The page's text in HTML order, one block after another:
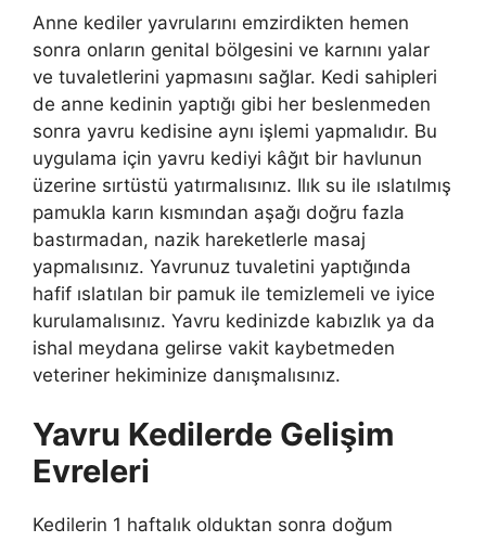
Anne kediler yavrularını emzirdikten hemen
sonra onların genital bölgesini ve karnını yalar
ve tuvaletlerini yapmasını sağlar. Kedi sahipleri
de anne kedinin yaptığı gibi her beslenmeden
sonra yavru kedisine aynı işlemi yapmalıdır. Bu
uygulama için yavru kediyi kâğıt bir havlunun
üzerine sırtüstü yatırmalısınız. Ilık su ile ıslatılmış
pamukla karın kısmından aşağı doğru fazla
bastırmadan, nazik hareketlerle masaj
yapmalısınız. Yavrunuz tuvaletini yaptığında
hafif ıslatılan bir pamuk ile temizlemeli ve iyice
kurulamalısınız. Yavru kedinizde kabızlık ya da
ishal meydana gelirse vakit kaybetmeden
veteriner hekiminize danışmalısınız.
Yavru Kedilerde Gelişim
Evreleri
Kedilerin 1 haftalık olduktan sonra doğum